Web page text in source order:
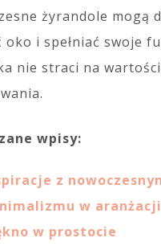
żyrandole mogą
oko i spełniać swoje
nie straci na
wpisy:
z
w
w prostocie